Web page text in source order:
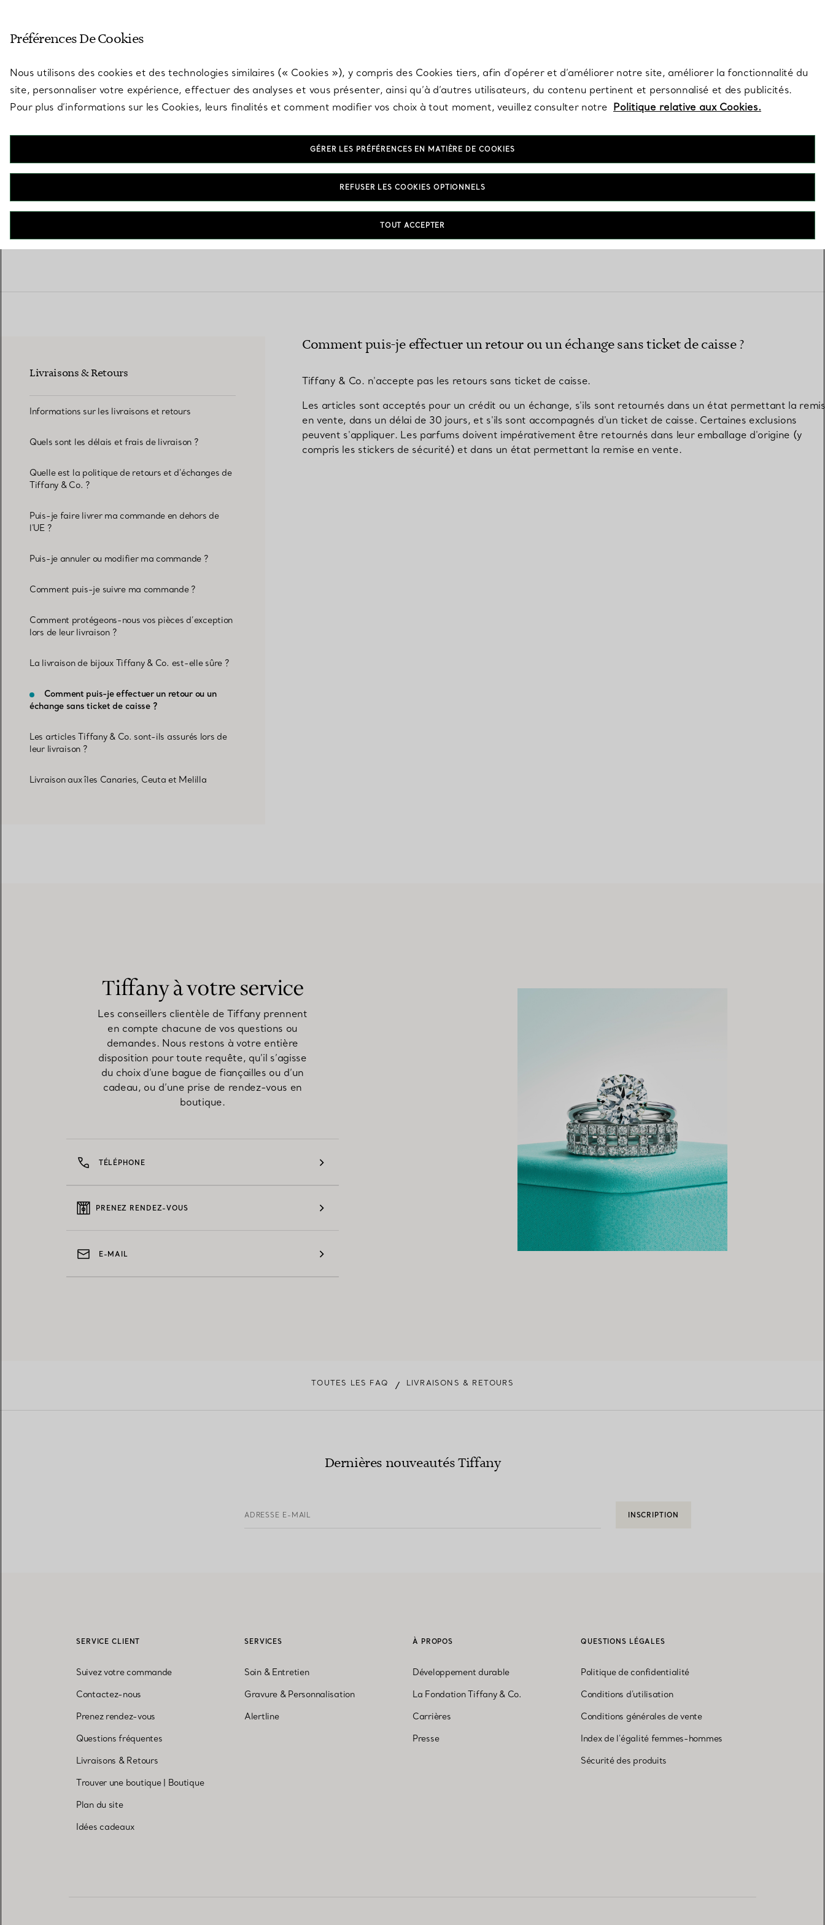
avec un expert en diamants Tiffany.
Livraisons & Retours
FAQ
Livraisons & Retours
Informations sur les livraisons et retours
Quels sont les délais et frais de livraison ?
Quelle est la politique de retours et d'échanges de
Tiffany & Co. ?
Puis-je faire livrer ma commande en dehors de
l'UE ?
Puis-je annuler ou modifier ma commande ?
Comment puis-je suivre ma commande ?
Comment protégeons-nous vos pièces d’exception
lors de leur livraison ?
La livraison de bijoux Tiffany & Co. est-elle sûre ?
Comment puis-je effectuer un retour ou un
échange sans ticket de caisse ?
Les articles Tiffany & Co. sont-ils assurés lors de
leur livraison ?
Livraison aux îles Canaries, Ceuta et Melilla
Comment puis-je effectuer un retour ou un échange sans ticket de caisse ?
Tiffany & Co. n'accepte pas les retours sans ticket de caisse.
Les articles sont acceptés pour un crédit ou un échange, s'ils sont retournés dans un état permettant la
en vente, dans un délai de 30 jours, et s'ils sont accompagnés d'un ticket de caisse. Certaines exclusions
peuvent s'appliquer. Les parfums doivent impérativement être retournés dans leur emballage d'origine (y
compris les stickers de sécurité) et dans un état permettant la remise en vente.
Tiffany à votre service
Les conseillers clientèle de Tiffany prennent
en compte chacune de vos questions ou
demandes. Nous restons à votre entière
disposition pour toute requête, qu’il s’agisse
du choix d’une bague de fiançailles ou d’un
cadeau, ou d’une prise de rendez-vous en
boutique.
TÉLÉPHONE
PRENEZ RENDEZ-VOUS
E-MAIL
TOUTES LES FAQ / LIVRAISONS & RETOURS
Dernières nouveautés Tiffany
ADRESSE E-MAIL INSCRIPTION
SERVICE CLIENT
Suivez votre commande
Contactez-nous
Prenez rendez-vous
Questions fréquentes
Livraisons & Retours
Trouver une boutique| Boutique
Plan du site
Idées cadeaux
SERVICES
Soin & Entretien
Gravure & Personnalisation
Alertline
À PROPOS
Développement durable
La Fondation Tiffany & Co.
Carrières
Presse
QUESTIONS LÉGALES
Politique de confidentialité
Conditions d'utilisation
Conditions générales de vente
Index de l'égalité femmes-hommes
Sécurité des produits
Préférences De Cookies
Nous utilisons des cookies et des technologies similaires (« Cookies »), y compris des Cookies tiers, afin d’opérer et d’améliorer notre site, améliorer la fonctionnalité du
site, personnaliser votre expérience, effectuer des analyses et vous présenter, ainsi qu’à d’autres utilisateurs, du contenu pertinent et personnalisé et des publicités.
Pour plus d’informations sur les Cookies, leurs finalités et comment modifier vos choix à tout moment, veuillez consulter notre Politique relative aux Cookies.
GÉRER LES PRÉFÉRENCES EN MATIÈRE DE COOKIES
REFUSER LES COOKIES OPTIONNELS
TOUT ACCEPTER